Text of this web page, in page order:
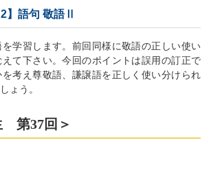
】語句 敬語Ⅱ
学習します。前回同様に敬語の正しい使い
て下さい。今回のポイントは誤用の訂正で
考え尊敬語、謙譲語を正しく使い分けられ
ょう。
第37回＞